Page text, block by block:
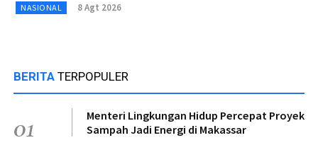
NASIONAL 8 Agt 2026
BERITA TERPOPULER
01
Menteri Lingkungan Hidup Percepat Proyek
Sampah Jadi Energi di Makassar